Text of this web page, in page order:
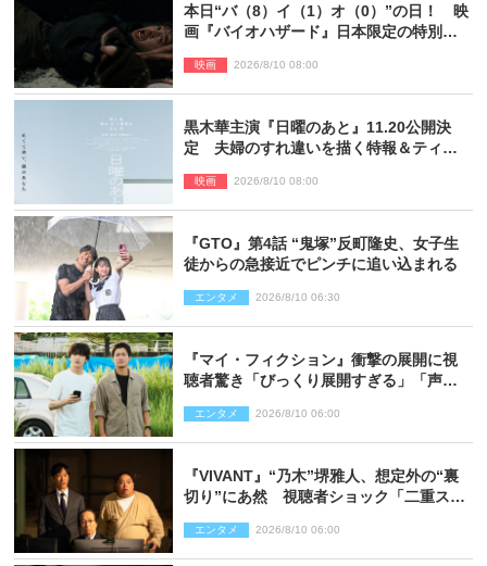
本日“バ（8）イ（1）オ（0）”の日！ 映
画『バイオハザード』日本限定の特別予
映画 2026/8/10 08:00
黒木華主演『日曜のあと』11.20公開決
定 夫婦のすれ違いを描く特報＆ティザ
映画 2026/8/10 08:00
『GTO』第4話 “鬼塚”反町隆史、女子生
徒からの急接近でピンチに追い込まれる
エンタメ 2026/8/10 06:30
『マイ・フィクション』衝撃の展開に視
聴者驚き「びっくり展開すぎる」「声出
エンタメ 2026/8/10 06:00
『VIVANT』“乃木”堺雅人、想定外の“裏
切り”にあ然 視聴者ショック「二重スパ
エンタメ 2026/8/10 06:00